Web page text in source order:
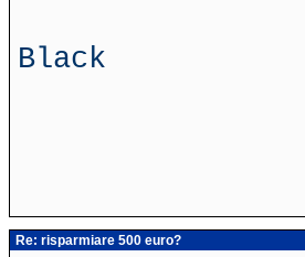
Black
Re: risparmiare 500 euro?